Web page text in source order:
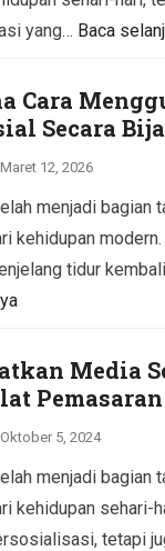
yang… Baca
Cara
Secara
Maret 12, 2026
menjadi bagian
kehidupan
tidur
Media
Pemasaran
Oktober 5, 2024
menjadi bagian
kehidupan sehari-
tetapi